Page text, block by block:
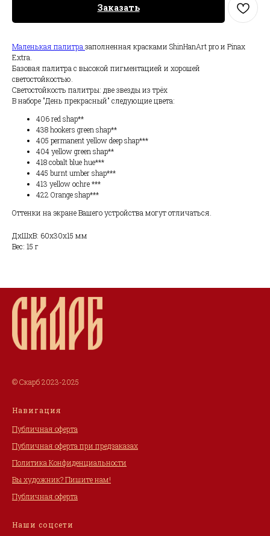
Заказать
Маленькая палитра заполненная красками ShinHanArt pro и Pinax
Extra.
Базовая палитра с высокой пигментацией и хорошей
светостойкостью.
Светостойкость палитры: две звезды из трёх
В наборе "День прекрасный" следующие цвета:
406 red shap**
438 hookers green shap**
405 permanent yellow deep shap***
404 yellow green shap**
418 cobalt blue hue***
445 burnt umber shap***
413 yellow ochre ***
422 Orange shap***
Оттенки на экране Вашего устройства могут отличаться.
ДxШxВ: 60x30x15 мм
Вес: 15 г
© Скарб 2023-2025
Навигация
Публичная оферта
Публичная оферта при предзаказах
Политика Конфиденциальности
Вы художник? Пишите нам!
Публичная оферта
Наши соцсети